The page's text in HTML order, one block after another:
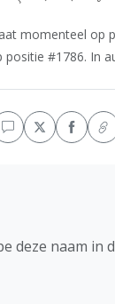
momenteel op
positie #1786. In
deze naam in